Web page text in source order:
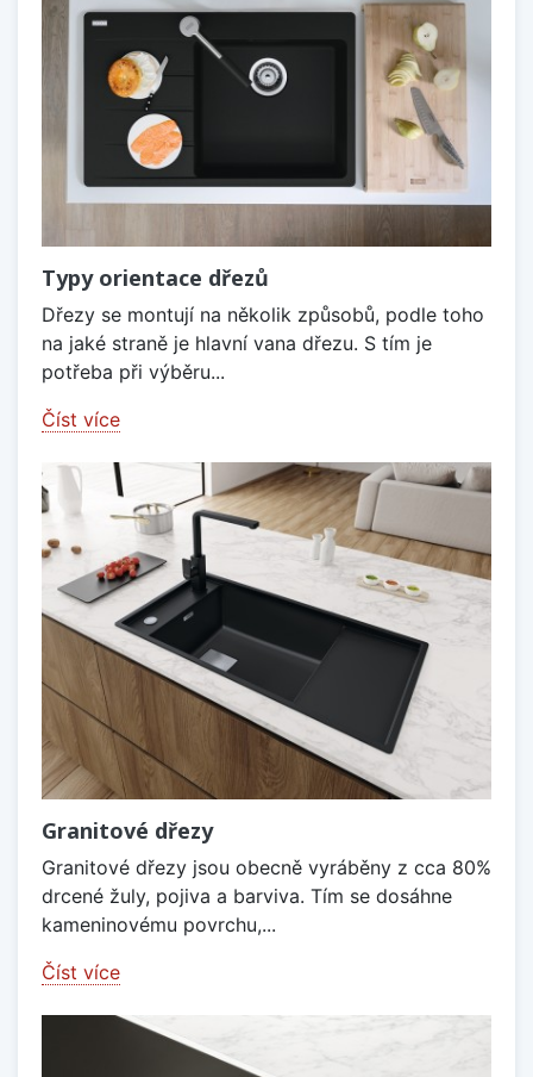
Typy orientace dřezů
Dřezy se montují na několik způsobů, podle toho
na jaké straně je hlavní vana dřezu. S tím je
potřeba při výběru...
Číst více
Granitové dřezy
Granitové dřezy jsou obecně vyráběny z cca 80%
drcené žuly, pojiva a barviva. Tím se dosáhne
kameninovému povrchu,...
Číst více